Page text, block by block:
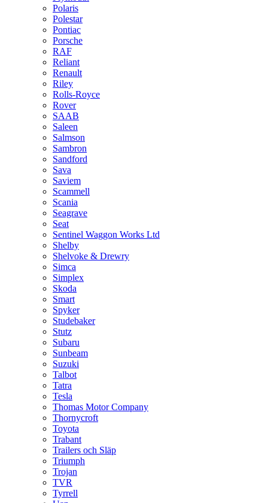
Polaris
Polestar
Pontiac
Porsche
RAF
Reliant
Renault
Riley
Rolls-Royce
Rover
SAAB
Saleen
Salmson
Sambron
Sandford
Sava
Saviem
Scammell
Scania
Seagrave
Seat
Sentinel Waggon Works Ltd
Shelby
Shelvoke & Drewry
Simca
Simplex
Skoda
Smart
Spyker
Studebaker
Stutz
Subaru
Sunbeam
Suzuki
Talbot
Tatra
Tesla
Thomas Motor Company
Thornycroft
Toyota
Trabant
Trailers och Släp
Triumph
Trojan
TVR
Tyrrell